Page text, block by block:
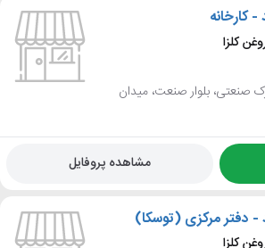
کارخانه
کلزا
صنعتی، بلوار صنعت، میدان
مشاهده پروفایل
دفتر مرکزی (توسکا)
کلزا